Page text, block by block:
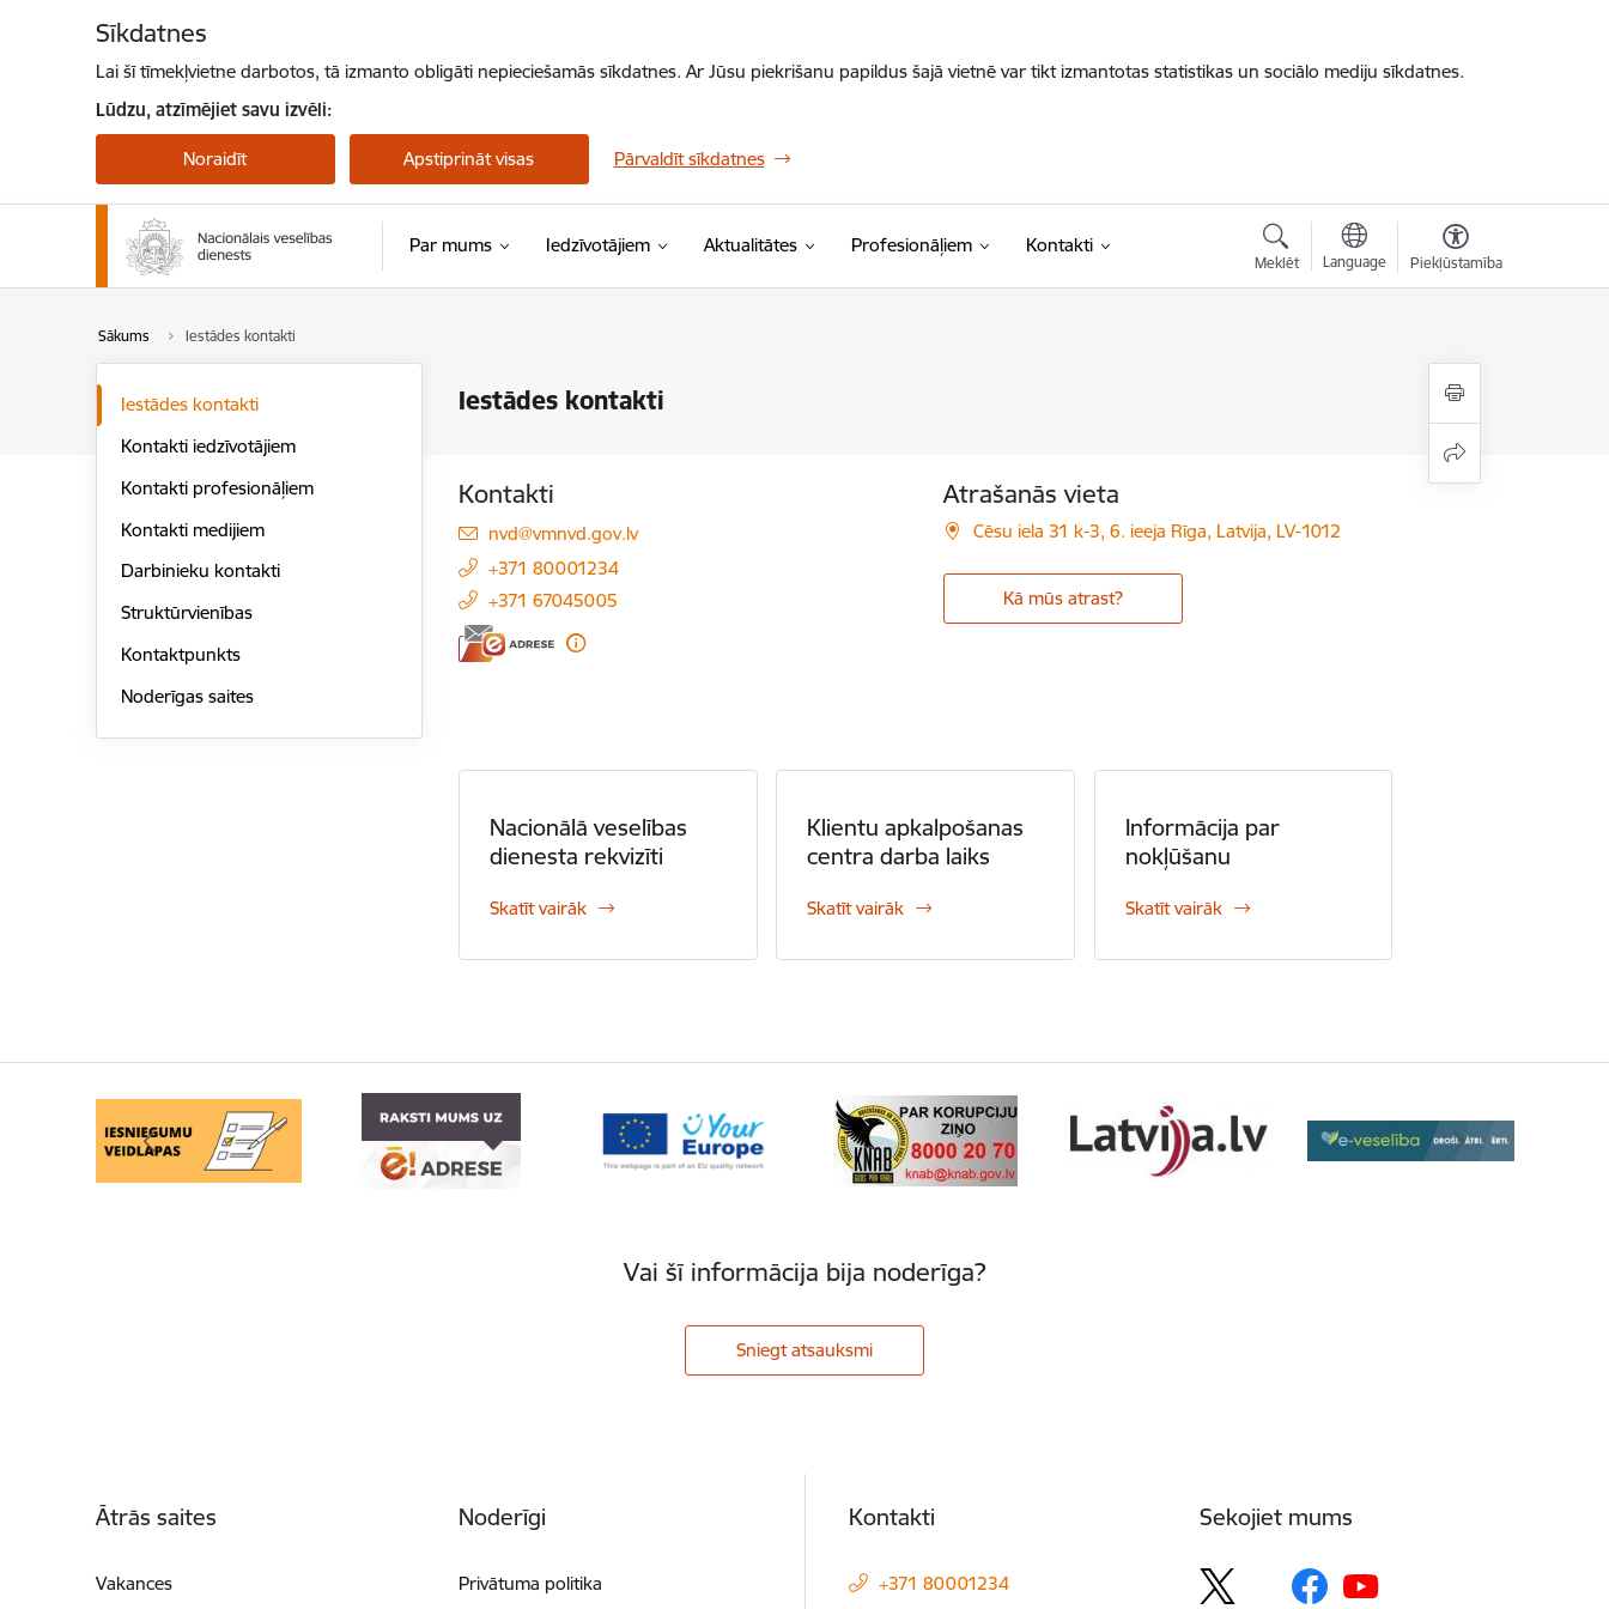
Sīkdatnes
Lai šī tīmekļvietne darbotos, tā izmanto obligāti nepieciešamās sīkdatnes. Ar Jūsu piekrišanu papildus šajā vietnē var tikt izmantotas statistikas un sociālo mediju sīkdatnes.
Lūdzu, atzīmējiet savu izvēli:
Noraidīt Apstiprināt visas Pārvaldīt sīkdatnes
Par mums Iedzīvotājiem Aktualitātes Profesionāļiem Kontakti
Meklēt Language Piekļūstamība
Sākums Iestādes kontakti
Iestādes kontakti
Iestādes kontakti
Kontakti iedzīvotājiem
Kontakti profesionāļiem
Kontakti medijiem
Darbinieku kontakti
Struktūrvienības
Kontaktpunkts
Noderīgas saites
Kontakti
E-pasts:
nvd@vmnvd.gov.lv
+371 80001234
+371 67045005
Atrašanās vieta
Cēsu iela 31 k-3, 6. ieeja Rīga, Latvija, LV-1012
Kā mūs atrast?
Nacionālā veselības
dienesta rekvizīti
Skatīt vairāk
Klientu apkalpošanas
centra darba laiks
Skatīt vairāk
Informācija par
nokļūšanu
Skatīt vairāk
Vai šī informācija bija noderīga?
Sniegt atsauksmi
Ātrās saites
Vakances
Noderīgi
Privātuma politika
Kontakti
+371 80001234
Sekojiet mums